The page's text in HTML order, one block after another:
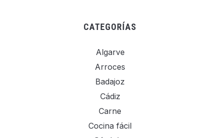
CATEGORÍAS
Algarve
Arroces
Badajoz
Cádiz
Carne
Cocina fácil